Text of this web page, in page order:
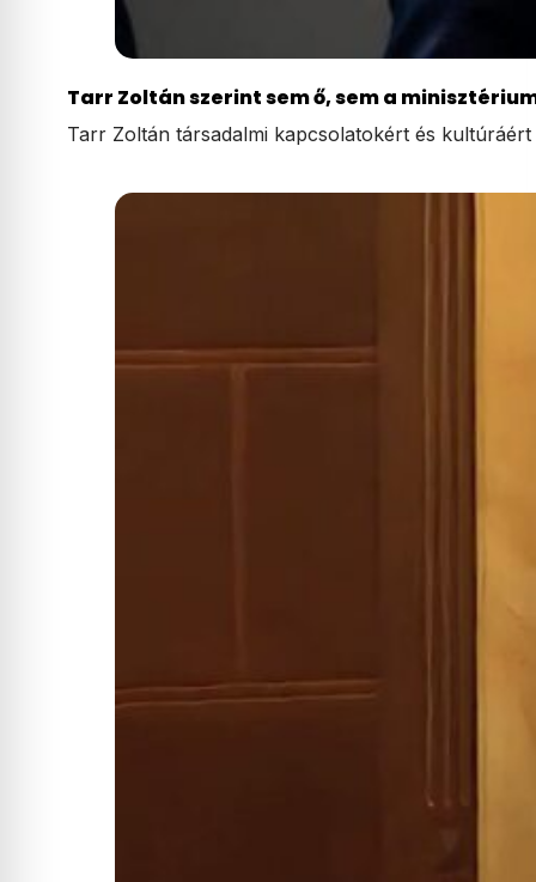
Tarr Zoltán szerint sem ő, sem a
Tarr Zoltán társadalmi kapcsolatokért és